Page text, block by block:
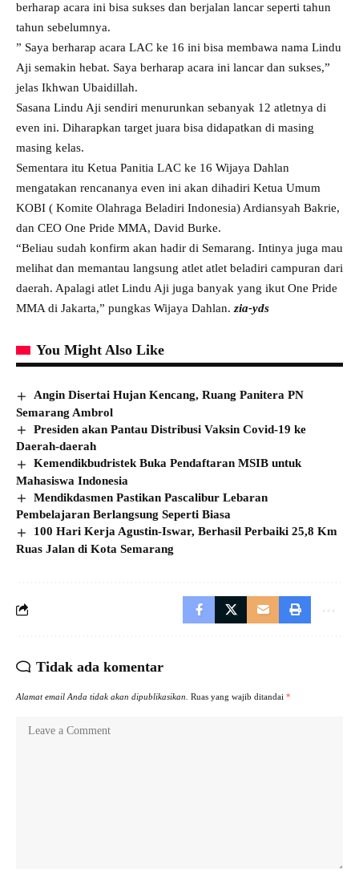
berharap acara ini bisa sukses dan berjalan lancar seperti tahun
tahun sebelumnya.
” Saya berharap acara LAC ke 16 ini bisa membawa nama Lindu
Aji semakin hebat. Saya berharap acara ini lancar dan sukses,”
jelas Ikhwan Ubaidillah.
Sasana Lindu Aji sendiri menurunkan sebanyak 12 atletnya di
even ini. Diharapkan target juara bisa didapatkan di masing
masing kelas.
Sementara itu Ketua Panitia LAC ke 16 Wijaya Dahlan
mengatakan rencananya even ini akan dihadiri Ketua Umum
KOBI ( Komite Olahraga Beladiri Indonesia) Ardiansyah Bakrie,
dan CEO One Pride MMA, David Burke.
“Beliau sudah konfirm akan hadir di Semarang. Intinya juga mau
melihat dan memantau langsung atlet atlet beladiri campuran dari
daerah. Apalagi atlet Lindu Aji juga banyak yang ikut One Pride
MMA di Jakarta,” pungkas Wijaya Dahlan. zia-yds
You Might Also Like
Angin Disertai Hujan Kencang, Ruang Panitera PN
Semarang Ambrol
Presiden akan Pantau Distribusi Vaksin Covid-19 ke
Daerah-daerah
Kemendikbudristek Buka Pendaftaran MSIB untuk
Mahasiswa Indonesia
Mendikdasmen Pastikan Pascalibur Lebaran
Pembelajaran Berlangsung Seperti Biasa
100 Hari Kerja Agustin-Iswar, Berhasil Perbaiki 25,8 Km
Ruas Jalan di Kota Semarang
Tidak ada komentar
Alamat email Anda tidak akan dipublikasikan. Ruas yang wajib ditandai *